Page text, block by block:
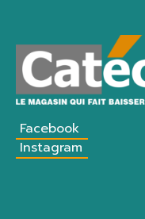
Facebook
Instagram